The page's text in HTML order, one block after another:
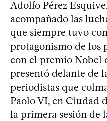
Adolfo Pérez
acompañado las
que siempre tuvo
protagonismo de los
con el premio Nobel
presentó delante de
periodistas que
Paolo VI, en Ciudad
la primera sesión de